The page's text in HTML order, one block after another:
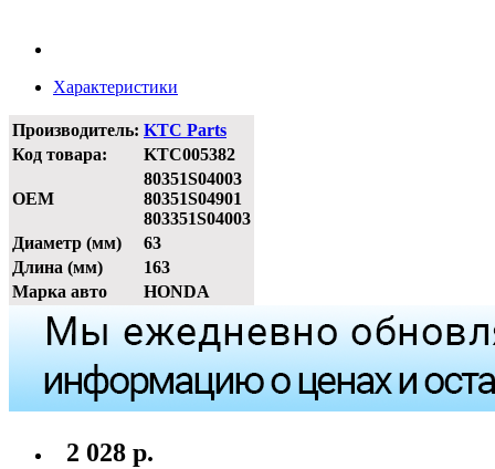
Характеристики
Производитель: KTC Parts
Код товара:
KTC005382
OEM
80351S04003
80351S04901
803351S04003
Диаметр (мм)
63
Длина (мм)
163
Марка авто
HONDA
2 028 р.